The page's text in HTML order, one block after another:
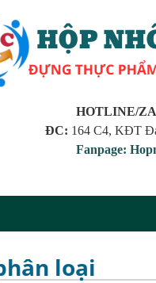
HOTLINE/
ĐC: 164 C4, KĐT
Fanpage:
loại